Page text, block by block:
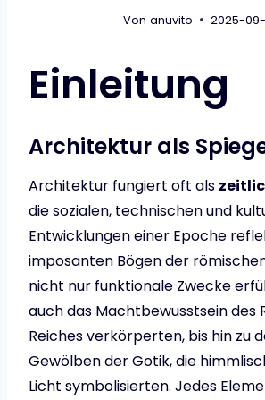
Von anuvito 2025-09-
Einleitung
Architektur als
Architektur fungiert oft als
die sozialen, technischen und
Entwicklungen einer Epoche
imposanten Bögen der
nicht nur funktionale Zwecke
auch das Machtbewusstsein des
Reiches verkörperten, bis hin zu
Gewölben der Gotik, die
Licht symbolisierten. Jedes